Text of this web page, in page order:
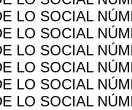
LO SOCIAL
LO SOCIAL
LO SOCIAL
LO SOCIAL
LO SOCIAL
LO SOCIAL